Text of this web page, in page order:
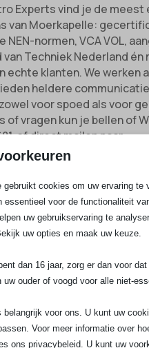
Experts vind je de meest
van Moerkapelle:
NEN-normen, VCA VOL,
van Techniek Nederland
echte klanten. We werken
heldere
voor spoed als voor
of vragen kun je bellen of
of direct mailen naar
Wil je snel
gewoon de kosten weten?
offerte aan voor jouw
en ontvang binnen 24
.
jaar ervaring, aanwezigheid
en onze gedreven,
ben je verzekerd van
veiligheid.
Bekijk al onze
gebruikt cookies om uw ervaring te
essentieel voor de functionaliteit
uw gebruikservaring te
uw opties en maak uw keuze.
dan 16 jaar, zorg er dan voor
uw ouder of voogd voor alle niet-
belangrijk voor ons. U kunt uw
Voor meer informatie over
ons privacybeleid. U kunt uw